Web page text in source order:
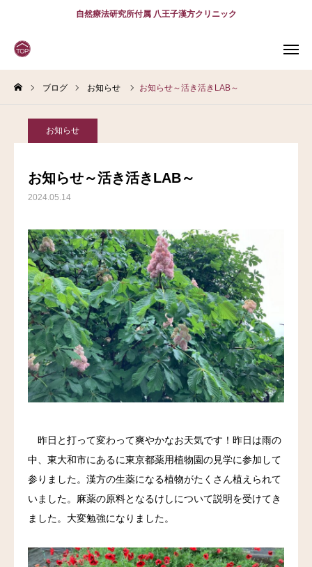
自然療法研究所付属 八王子漢方クリニック
ブログ お知らせ お知らせ～活き活きLAB～
お知らせ
お知らせ～活き活きLAB～
2024.05.14
昨日と打って変わって爽やかなお天気です！昨日は雨の
中、東大和市にあるに東京都薬用植物園の見学に参加して
参りました。漢方の生薬になる植物がたくさん植えられて
いました。麻薬の原料となるけしについて説明を受けてき
ました。大変勉強になりました。
WEB予約
電話予約
当院について
診療案内
スタッフ紹介
料金
アクセス
リンク
気診の学校